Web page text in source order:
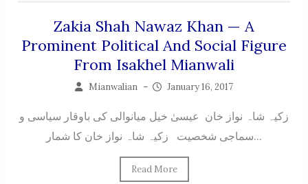
Zakia Shah Nawaz Khan — A
Prominent Political And Social Figure
From Isakhel Mianwali
Mianwalian – January 16, 2017
زکیہ شاہ نواز خان عیسیٰ خیل میانوالی کی باوقار سیاسی و
سماجی شخصیت زکیہ شاہ نواز خان کا شمار...
Read More